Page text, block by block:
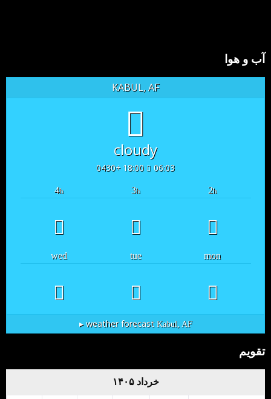
آب و هوا
KABUL, AF
cloudy
06:03
18:00 +0430
2h
3h
4h
mon
tue
wed
Kabul, AF
weather forecast ▸
تقویم
خرداد ۱۴۰۵